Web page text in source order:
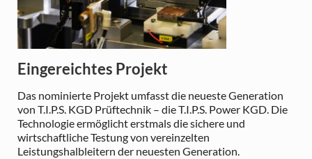
Eingereichtes Projekt
Das nominierte Projekt umfasst die neueste Generation
von T.I.P.S. KGD Prüftechnik – die T.I.P.S. Power KGD. Die
Technologie ermöglicht erstmals die sichere und
wirtschaftliche Testung von vereinzelten
Leistungshalbleitern der neuesten Generation.